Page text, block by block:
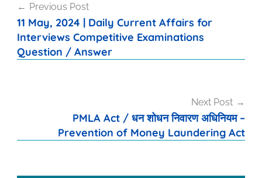
navigation
Previous Post
11 May, 2024 | Daily Current Affairs for
Interviews Competitive Examinations
Question / Answer
Next Post
PMLA Act / धन शोधन निवारण अधिनियम –
Prevention of Money Laundering Act